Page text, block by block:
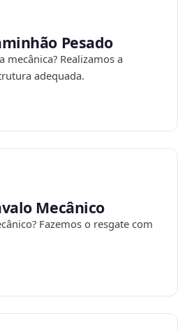
Pesado
Realizamos a
adequada.
Mecânico
Fazemos o resgate com